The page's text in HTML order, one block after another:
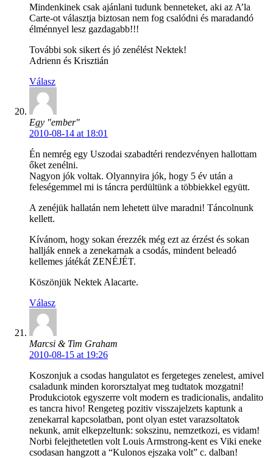
Mindenkinek csak ajánlani tudunk benneteket, aki az A’la
Carte-ot választja biztosan nem fog csalódni és maradandó
élménnyel lesz gazdagabb!!!
További sok sikert és jó zenélést Nektek!
Adrienn és Krisztián
Válasz
Egy "ember"
2010-08-14 at 18:01
Én nemrég egy Uszodai szabadtéri rendezvényen hallottam
őket zenélni.
Nagyon jók voltak. Olyannyira jók, hogy 5 év után a
feleségemmel mi is táncra perdültünk a többiekkel együtt.
A zenéjük hallatán nem lehetett ülve maradni! Táncolnunk
kellett.
Kívánom, hogy sokan érezzék még ezt az érzést és sokan
hallják ennek a zenekarnak a csodás, mindent beleadó
kellemes játékát ZENÉJÉT.
Köszönjük Nektek Alacarte.
Válasz
Marcsi & Tim Graham
2010-08-15 at 19:26
Koszonjuk a csodas hangulatot es fergeteges zenelest, amivel
csaladunk minden kororsztalyat meg tudtatok mozgatni!
Produkciotok egyszerre volt modern es tradicionalis, andalito
es tancra hivo! Rengeteg pozitiv visszajelzets kaptunk a
zenekarral kapcsolatban, pont olyan estet varazsoltatok
nekunk, amit elkepzeltunk: sokszinu, nemzetkozi, es vidam!
Norbi felejthetetlen volt Louis Armstrong-kent es Viki eneke
csodasan hangzott a “Kulonos ejszaka volt” c. dalban!